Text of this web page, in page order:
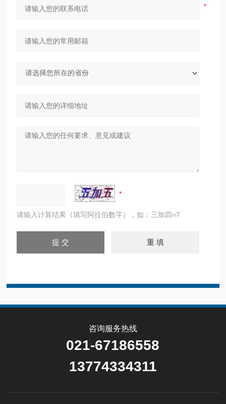
请输入计算结果（填写阿拉伯数字），如：三加四=7
咨询服务热线
021-67186558
13774334311